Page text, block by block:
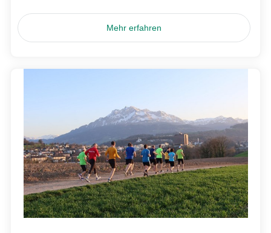
Mehr erfahren